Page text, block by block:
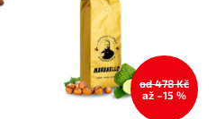
od 478 Kč
až –15 %